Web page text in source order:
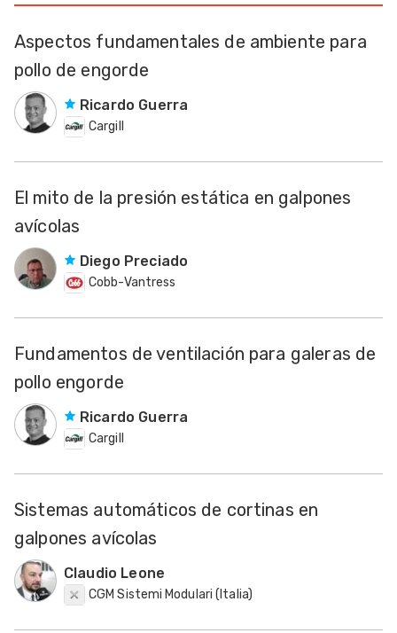
Aspectos fundamentales de ambiente para
pollo de engorde
Ricardo Guerra
Cargill
El mito de la presión estática en galpones
avícolas
Diego Preciado
Cobb-Vantress
Fundamentos de ventilación para galeras de
pollo engorde
Ricardo Guerra
Cargill
Sistemas automáticos de cortinas en
galpones avícolas
Claudio Leone
CGM Sistemi Modulari (Italia)